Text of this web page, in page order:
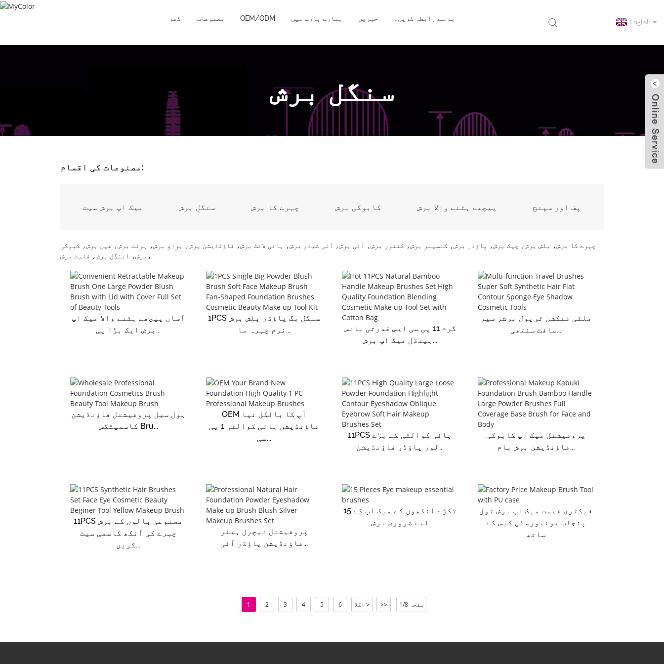
English گھر مصنوعات OEM/ODM ہمارے بارے میں خبریں ہم سے رابطہ کریں۔
سنگل برش
مصنوعات کی اقسام:
میک اپ برش سیٹ سنگل برش چہرے کا برش کابوکی برش پیچھے ہٹنے والا برش پف اور سپنج
چہرے کا برش، بلش برش، چیک برش، پاؤڈر برش، کنسیلر برش، کنٹور برش، آئی برش، آئی شیڈو برش، ہائی لائٹ برش، فاؤنڈیشن برش، براؤ برش، ہونٹ برش، فین برش، کبوکی
برش، اینگل برش، فلیٹ برش،
آسان پیچھے ہٹنے والا میک اپ
برش ایک بڑا پی...
1PCS سنگل بگ پاؤڈر بلش برش
نرم چہرہ ما...
گرم 11 پی سی ایس قدرتی بانس
ہینڈل میک اپ برش...
ملٹی فنکشن ٹریول برشز سپر
سافٹ سنتھی...
ہول سیل پروفیشنل فاؤنڈیشن
کاسمیٹکس Bru...
OEM آپ کا بالکل نیا
فاؤنڈیشن ہائی کوالٹی 1 پی
سی...
11PCS ہائی کوالٹی کے بڑے
لوز پاؤڈر فاؤنڈیشن...
پروفیشنل میک اپ کابوکی
فاؤنڈیشن برش بام...
11PCS مصنوعی بالوں کے برش
چہرے کی آنکھ کاسمی سیٹ
کریں...
پروفیشنل نیچرل ہیئر
فاؤنڈیشن پاؤڈر آئی...
15 ٹکڑے آنکھوں کے میک اپ کے
لیے ضروری برش
فیکٹری قیمت میک اپ برش ٹول
پنجاب یونیورسٹی کیس کے
ساتھ
1 2 3 4 5 6 اگلا > >> صفحہ 1/8